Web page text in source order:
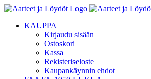
Skip
contentKAUPPA
Kirjaudu sisään
Ostoskori
Kassa
Rekisteriseloste
Kaupankäynnin ehdot